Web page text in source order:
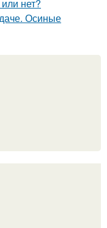
нет?
Осиные